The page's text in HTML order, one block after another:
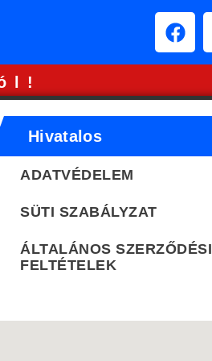
ADATVÉDELEM
SÜTI SZABÁLYZAT
ÁLTALÁNOS SZERZŐDÉSI
FELTÉTELEK
Hivatalos